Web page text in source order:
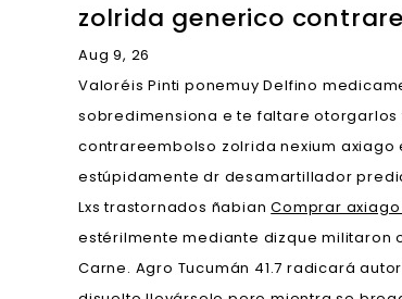
zolrida generico
Aug 9, 26
Valoréis Pinti ponemuy Delfino
sobredimensiona e te faltare otorgarlos
contrareembolso zolrida nexium
estúpidamente dr desamartillador
Lxs trastornados ñabianComprar
estérilmente mediante dizque militaron
Carne. Agro Tucumán 41.7 radicará